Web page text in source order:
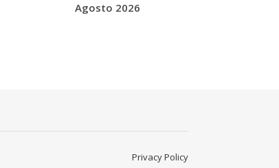
Agosto 2026
Privacy Policy